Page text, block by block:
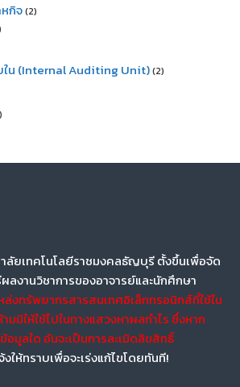
กิจ(2)
น (Internal Auditing Unit)(2)
ยเทคโนโลยีราชมงคลธัญบุรี ตั้งขึ้นเพื่อจัด
ลงานวิชาการของอาจารย์และนักศึกษา
งทรัพยากรสารสนเทศอิเล็กทรอนิกส์ที่ใช้ใน
มมิให้ใช้ไปในทางแสวงหาผลกำไร ซึ่งหาก
อมูลใด อันจะเป็นการละเมิดลิขสิทธิ์
ให้ทราบเพื่อจะเร่งแก้ไขโดยทันที!